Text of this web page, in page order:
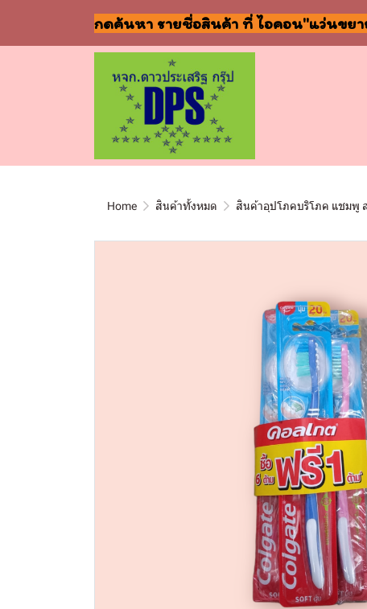
กดค้นหา รายชื่อสินค้า ที่ ไอคอน"แว่นขยา
Home สินค้าทั้งหมด สินค้าอุปโภคบริโภค แชมพู